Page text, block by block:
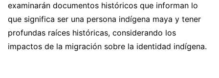
examinarán documentos históricos que informan lo
que significa ser una persona indígena maya y tener
profundas raíces históricas, considerando los
impactos de la migración sobre la identidad indígena.